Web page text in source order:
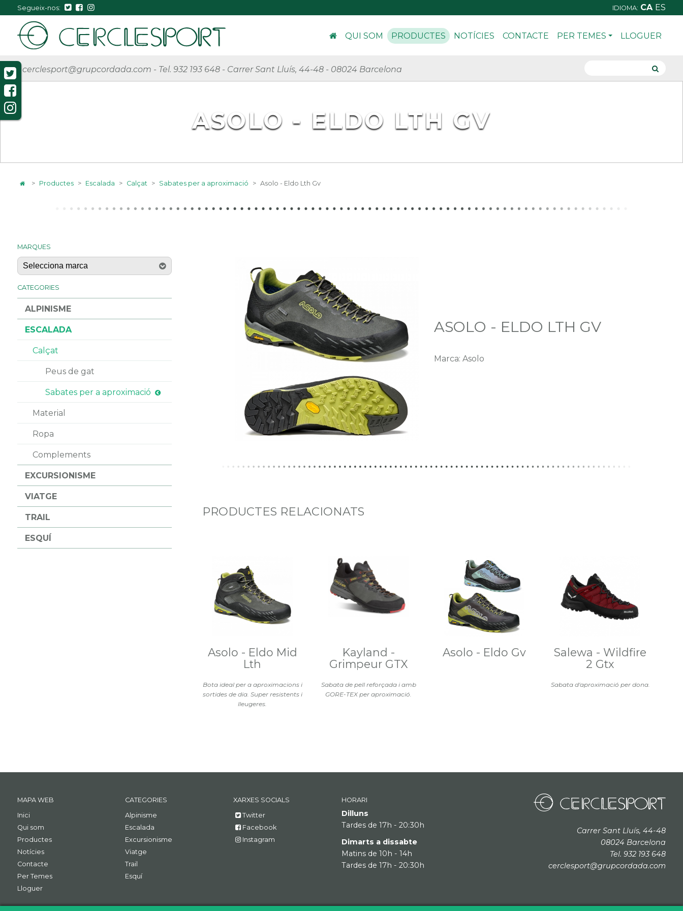
Segueix-nos: IDIOMA: CA ES
QUI SOM PRODUCTES NOTÍCIES CONTACTE PER TEMES LLOGUER
cerclesport@grupcordada.com - Tel. 932 193 648 - Carrer Sant Lluís, 44-48 - 08024 Barcelona
ASOLO - ELDO LTH GV
> Productes > Escalada > Calçat > Sabates per a aproximació > Asolo - Eldo Lth Gv
MARQUES
CATEGORIES
ALPINISME
ESCALADA
Calçat
Peus de gat
Sabates per a aproximació
Material
Ropa
Complements
EXCURSIONISME
VIATGE
TRAIL
ESQUÍ
ASOLO - ELDO LTH GV
Marca: Asolo
PRODUCTES RELACIONATS
Bota ideal per a aproximacions i
sortides de dia. Super resistents i
lleugeres.
Asolo - Eldo Mid
Lth
Sabata de pell reforçada i amb
GORE-TEX per aproximació.
Kayland -
Grimpeur GTX
Asolo - Eldo Gv
Sabata d'aproximació per dona.
Salewa - Wildfire
2 Gtx
MAPA WEB
Inici
Qui som
Productes
Notícies
Contacte
Per Temes
Lloguer
CATEGORIES
Alpinisme
Escalada
Excursionisme
Viatge
Trail
Esquí
XARXES SOCIALS
Twitter
Facebook
Instagram
HORARI
Dilluns
Tardes de 17h - 20:30h
Dimarts a dissabte
Matins de 10h - 14h
Tardes de 17h - 20:30h
Carrer Sant Lluís, 44-48
08024 Barcelona
Tel. 932 193 648
cerclesport@grupcordada.com